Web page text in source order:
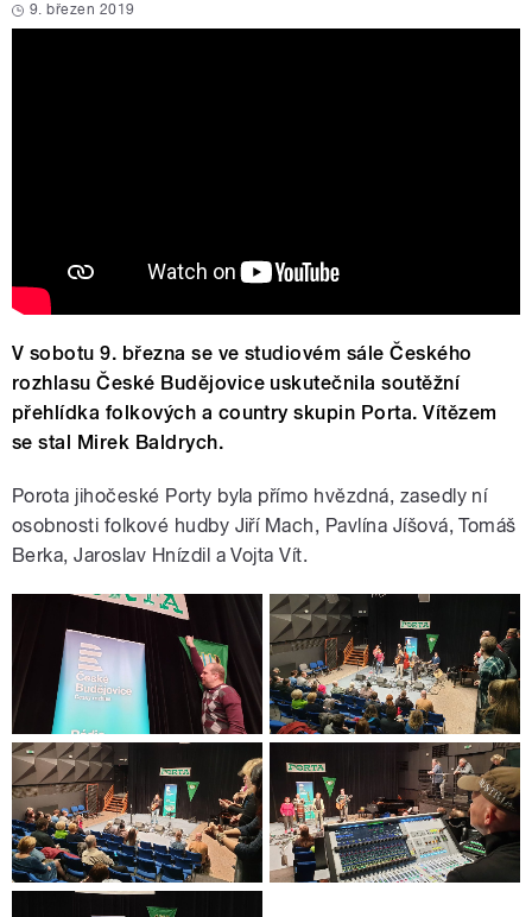
9. březen 2019
V sobotu 9. března se ve studiovém sále Českého
rozhlasu České Budějovice uskutečnila soutěžní
přehlídka folkových a country skupin Porta. Vítězem
se stal Mirek Baldrych.
Porota jihočeské Porty byla přímo hvězdná, zasedly ní
osobnosti folkové hudby Jiří Mach, Pavlína Jíšová, Tomáš
Berka, Jaroslav Hnízdil a Vojta Vít.